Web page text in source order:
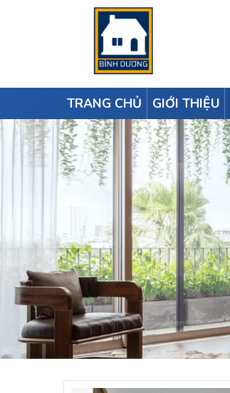
TRANG CHỦ GIỚI THIỆU